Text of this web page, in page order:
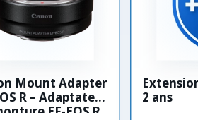
Mount Adapter
R – Adaptateur
EF-EOS R
2 ans